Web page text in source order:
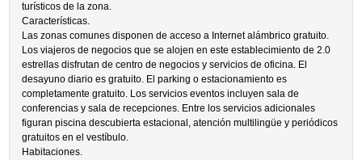
turísticos de la zona.
Características.
Las zonas comunes disponen de acceso a Internet alámbrico gratuito.
Los viajeros de negocios que se alojen en este establecimiento de 2.0
estrellas disfrutan de centro de negocios y servicios de oficina. El
desayuno diario es gratuito. El parking o estacionamiento es
completamente gratuito. Los servicios eventos incluyen sala de
conferencias y sala de recepciones. Entre los servicios adicionales
figuran piscina descubierta estacional, atención multilingüe y periódicos
gratuitos en el vestíbulo.
Habitaciones.